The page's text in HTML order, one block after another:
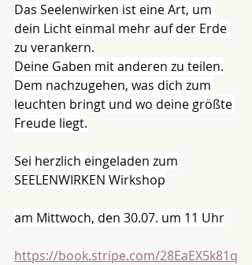
Das Seelenwirken ist eine Art, um
dein Licht einmal mehr auf der Erde
zu verankern.
Deine Gaben mit anderen zu teilen.
Dem nachzugehen, was dich zum
leuchten bringt und wo deine größte
Freude liegt.
Sei herzlich eingeladen zum
SEELENWIRKEN Wirkshop
am Mittwoch, den 30.07. um 11 Uhr
https://book.stripe.com/28EaEX5k81q